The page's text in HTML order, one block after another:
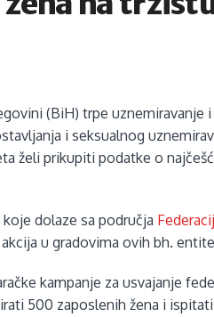
(BiH) trpe uznemiravanje
i seksualnog
želi prikupiti podatke o
dolaze sa područja
u gradovima ovih bh.
kampanje za usvajanje
500 zaposlenih žena i